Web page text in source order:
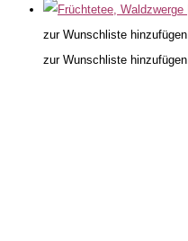
zur Wunschliste hinzufügen
zur Wunschliste hinzufügen